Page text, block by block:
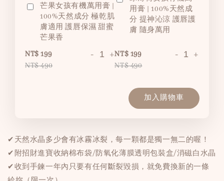
芒果女孩有機萬用膏 |
100%天然成分 極乾肌
膚適用 護唇保濕 甜蜜
芒果香
NT$ 199
NT$ 490
- +
用膏 | 100%天然成
分 提神沁涼 護唇護
膚 隨身萬用
NT$ 199
NT$ 490
- +
加入購物車
✔天然水晶多少會有冰霧冰裂，每一顆都是獨一無二的喔！
✔附招財進寶收納棉布袋/防氧化薄膜透明包裝盒/消磁白水晶
✔收到手鍊一年內只要有任何斷裂毀損，就免費換新的一條